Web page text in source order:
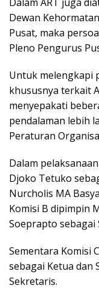
Dalam ART juga
Dewan
Pusat, maka
Pleno Pengurus
Untuk melengkapi
khususnya terkait
menyepakati
pendalaman lebih
Peraturan
Dalam
Djoko Tetuko
Nurcholis MA
Komisi B dipimpin
Soeprapto sebagai
Sementara Komisi
sebagai Ketua dan
Sekretaris.